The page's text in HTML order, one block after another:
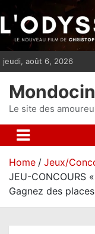
i
p
t
n
jeudi, août 6, 2026
Le site des
Home
Jeux/
JEU-CONCOURS
Gagnez des